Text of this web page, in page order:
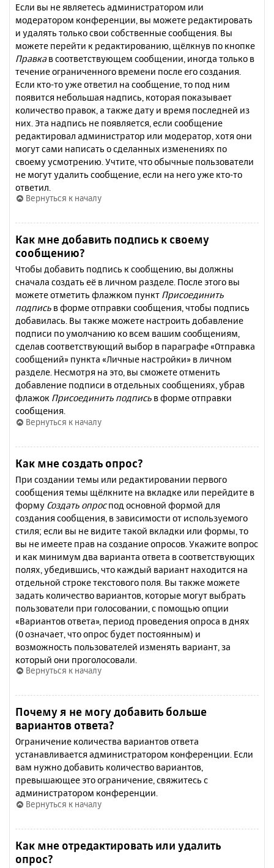
Если вы не являетесь администратором или
модератором конференции, вы можете редактировать
и удалять только свои собственные сообщения. Вы
можете перейти к редактированию, щёлкнув по кнопке
Правкав соответствующем сообщении, иногда только в
течение ограниченного времени после его создания.
Если кто-то уже ответил на сообщение, то под ним
появится небольшая надпись, которая показывает
количество правок, а также дату и время последней из
них. Эта надпись не появляется, если сообщение
редактировал администратор или модератор, хотя они
могут сами написать о сделанных изменениях по
своему усмотрению. Учтите, что обычные пользователи
не могут удалить сообщение, если на него уже кто-то
ответил.
Вернуться к началу
Как мне добавить подпись к своему
сообщению?
Чтобы добавить подпись к сообщению, вы должны
сначала создать её в личном разделе. После этого вы
можете отметить флажком пункт Присоединить
подпись в форме отправки сообщения, чтобы подпись
добавилась. Вы также можете настроить добавление
подписи по умолчанию ко всем вашим сообщениям,
сделав соответствующий выбор в параграфе «Отправка
сообщений» пункта «Личные настройки» в личном
разделе. Несмотря на это, вы сможете отменить
добавление подписи в отдельных сообщениях, убрав
флажок Присоединить подпись в форме отправки
сообщения.
Вернуться к началу
Как мне создать опрос?
При создании темы или редактировании первого
сообщения темы щёлкните на вкладке или перейдите в
форму Создать опроспод основной формой для
создания сообщения, в зависимости от используемого
стиля; если вы не видите такой вкладки или формы, то
вы не имеете прав на создание опросов. Укажите вопрос
и как минимум два варианта ответа в соответствующих
полях, убедившись, что каждый вариант находится на
отдельной строке текстового поля. Вы также можете
задать количество вариантов, которые могут выбрать
пользователи при голосовании, с помощью опции
«Вариантов ответа», период проведения опроса в днях
(0 означает, что опрос будет постоянным) и
возможность пользователей изменять вариант, за
который они проголосовали.
Вернуться к началу
Почему я не могу добавить больше
вариантов ответа?
Ограничение количества вариантов ответа
устанавливается администратором конференции. Если
вам нужно добавить количество вариантов,
превышающее это ограничение, свяжитесь с
администратором конференции.
Вернуться к началу
Как мне отредактировать или удалить
опрос?